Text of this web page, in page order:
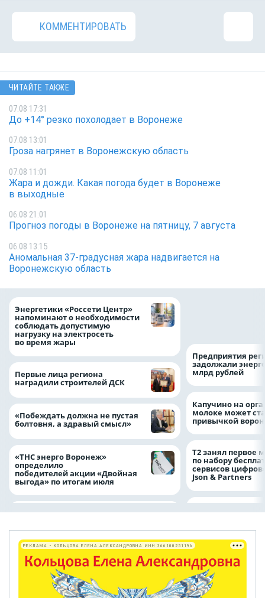
КОММЕНТИРОВАТЬ
ЧИТАЙТЕ ТАКЖЕ
07.08 17:31
До +14° резко похолодает в Воронеже
07.08 13:01
Гроза нагрянет в Воронежскую область
07.08 11:01
Жара и дожди. Какая погода будет в Воронеже
в выходные
06.08 21:01
Прогноз погоды в Воронеже на пятницу, 7 августа
06.08 13:15
Аномальная 37-градусная жара надвигается на
Воронежскую область
Энергетики «Россети Центр»
напоминают о необходимости
соблюдать допустимую
нагрузку на электросеть
во время жары
Первые лица региона
наградили строителей ДСК
«Побеждать должна не пустая
болтовня, а здравый смысл»
«ТНС энерго Воронеж»
определило
победителей акции «Двойная
выгода» по итогам июля
Предприятия
задолжали
млрд рублей
Капучино на
молоке может
привычкой
Т2 занял первое
по набору
сервисов
Json & Partners
РЕКЛАМА • КОЛЬЦОВА ЕЛЕНА АЛЕКСАНДРОВНА ИНН 366100251196